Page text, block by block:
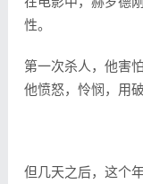
性。
第一次杀人，他害
他愤怒，怜悯，用
但几天之后，这个